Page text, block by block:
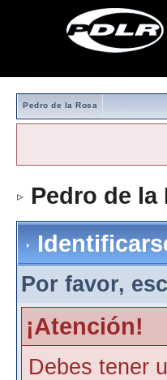
Pedro de la Rosa
Pedro de la
Por favor,
¡Atención!
Debes tener